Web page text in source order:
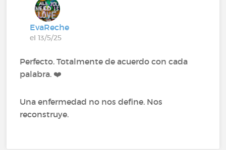
EvaReche
el 13/5/25
Perfecto. Totalmente de acuerdo con cada
palabra. ❤️
Una enfermedad no nos define. Nos
reconstruye.